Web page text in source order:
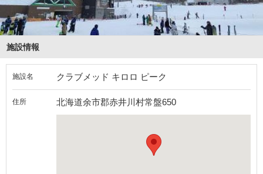
施設情報
施設名 クラブメッド キロロ ピーク
住所 北海道余市郡赤井川村常盤650